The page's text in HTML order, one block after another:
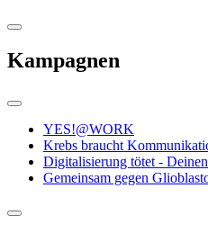
Kampagnen
YES!@WORK
Krebs braucht
Digitalisierung tötet -
Gemeinsam gegen